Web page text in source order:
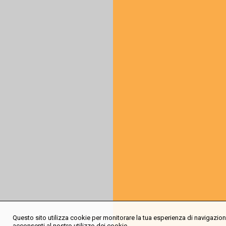
Questo sito utilizza cookie per monitorare la tua esperienza di